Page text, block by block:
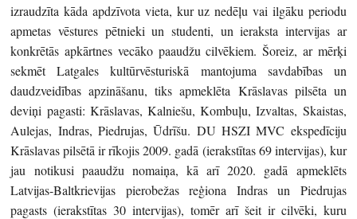
izraudzīta kāda apdzīvota vieta, kur uz nedēļu vai ilgāku periodu
apmetas vēstures pētnieki un studenti, un ieraksta intervijas ar
konkrētās apkārtnes vecāko paaudžu cilvēkiem. Šoreiz, ar mērķi
sekmēt Latgales kultūrvēsturiskā mantojuma savdabības un
daudzveidības apzināšanu, tiks apmeklēta Krāslavas pilsēta un
deviņi pagasti: Krāslavas, Kalniešu, Kombuļu, Izvaltas, Skaistas,
Aulejas, Indras, Piedrujas, Ūdrīšu. DU HSZI MVC ekspedīciju
Krāslavas pilsētā ir rīkojis 2009. gadā (ierakstītas 69 intervijas), kur
jau notikusi paaudžu nomaiņa, kā arī 2020. gadā apmeklēts
Latvijas-Baltkrievijas pierobežas reģiona Indras un Piedrujas
pagasts (ierakstītas 30 intervijas), tomēr arī šeit ir cilvēki, kuru